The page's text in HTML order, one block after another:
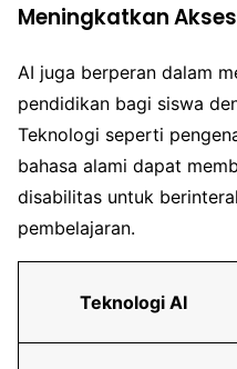
Meningkatkan
AI juga berperan dalam
pendidikan bagi siswa
Teknologi seperti
bahasa alami dapat
disabilitas untuk
pembelajaran.
Teknologi AI